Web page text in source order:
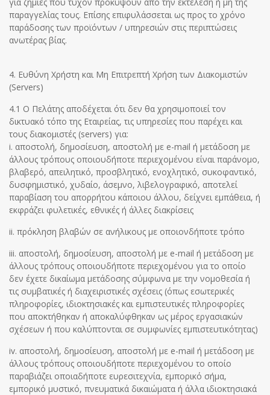
παραγγελίας τους. Επίσης επιφυλάσσεται ως προς το χρόνο
παράδοσης των προϊόντων / υπηρεσιών στις περιπτώσεις
ανωτέρας βίας.
4. Ευθύνη Χρήστη και Μη Επιτρεπτή Χρήση των Διακομιστών
(Servers)
4.1 Ο Πελάτης αποδέχεται ότι δεν θα χρησιμοποιεί τον
δικτυακό τόπο της Εταιρείας, τις υπηρεσίες που παρέχει και
τους διακομιστές (servers) για:
i. αποστολή, δημοσίευση, αποστολή με e-mail ή μετάδοση με
άλλους τρόπους οποιουδήποτε περιεχομένου είναι παράνομο,
βλαβερό, απειλητικό, προσβλητικό, ενοχλητικό, συκοφαντικό,
δυσφημιστικό, χυδαίο, άσεμνο, λιβελογραφικό, αποτελεί
παραβίαση του απορρήτου κάποιου άλλου, δείχνει εμπάθεια, ή
εκφράζει φυλετικές, εθνικές ή άλλες διακρίσεις
ii. πρόκληση βλαβών σε ανήλικους με οποιονδήποτε τρόπο
iii. αποστολή, δημοσίευση, αποστολή με e-mail ή μετάδοση με
άλλους τρόπους οποιουδήποτε περιεχομένου για το οποίο
δεν έχετε δικαίωμα μετάδοσης σύμφωνα με την νομοθεσία ή
τις συμβατικές ή διαχειριστικές σχέσεις (όπως εσωτερικές
πληροφορίες, ιδιοκτησιακές και εμπιστευτικές πληροφορίες
που αποκτήθηκαν ή αποκαλύφθηκαν ως μέρος εργασιακών
σχέσεων ή που καλύπτονται σε συμφωνίες εμπιστευτικότητας)
iv. αποστολή, δημοσίευση, αποστολή με e-mail ή μετάδοση με
άλλους τρόπους οποιουδήποτε περιεχομένου το οποίο
παραβιάζει οποιαδήποτε ευρεσιτεχνία, εμπορικό σήμα,
εμπορικό μυστικό, πνευματικά δικαιώματα ή άλλα ιδιοκτησιακά